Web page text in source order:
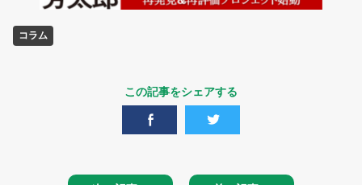
コラム
この記事をシェアする